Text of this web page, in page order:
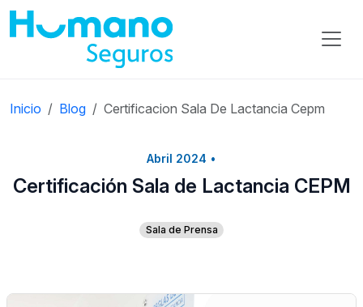
Inicio Blog Certificacion Sala De Lactancia Cepm
Abril 2024 •
Certificación Sala de Lactancia CEPM
Sala de Prensa